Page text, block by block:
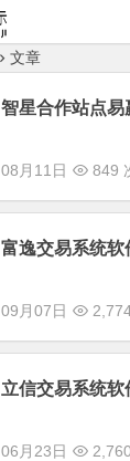
文章
智星合作站点
08月11日 849
富逸交易系统软
09月07日
立信交易系统软
06月23日